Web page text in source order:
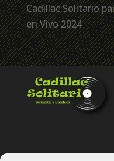
Cadillac Solitario
en Vivo 2024